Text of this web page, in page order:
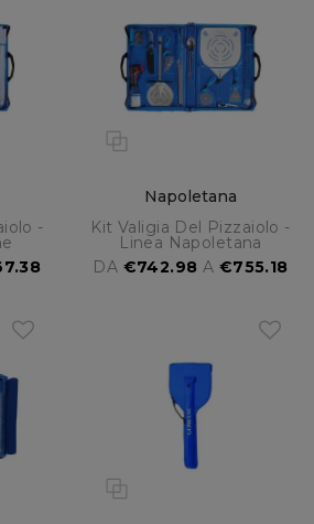
-
Napoletana
Kit Valigia Del Pizzaiolo -
Linea Napoletana
DA €742.98 A €755.18